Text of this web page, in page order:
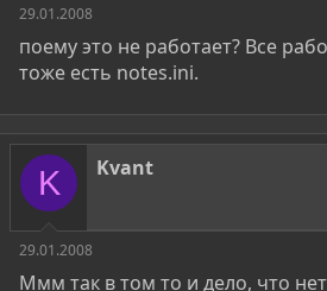
29.01.2008
поему это не работает? Все
тоже есть notes.ini.
K Kvant
29.01.2008
Ммм так в том то и дело, что